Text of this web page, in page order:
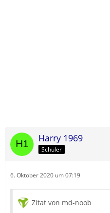
Harry 1969
Schüler
6. Oktober 2020 um 07:19
Zitat von md-noob